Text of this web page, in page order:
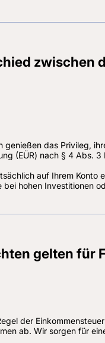
zwischen
das Privileg,
(EÜR) nach § 4 Abs.
auf Ihrem Konto
bei hohen Investitionen
gelten für
der
ab. Wir sorgen für